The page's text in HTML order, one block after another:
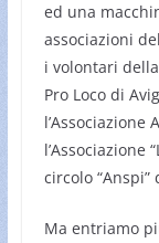
ed una
associazioni
i volontari
Pro Loco di
l’Associazione
l’Associazione
circolo “Anspi”
Ma entriamo